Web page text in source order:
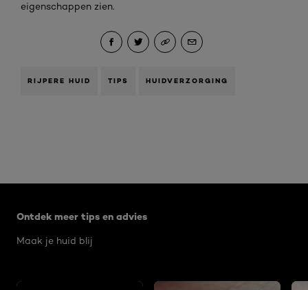
eigenschappen zien.
RIJPERE HUID TIPS HUIDVERZORGING
Ontdek meer tips en advies
Maak je huid blij